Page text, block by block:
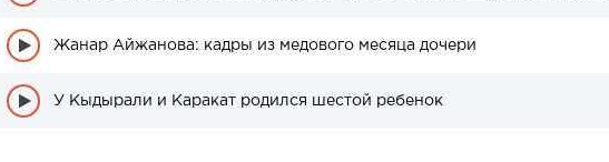
Жанар Айжанова: кадры из медового месяца дочери
У Кыдырали и Каракат родился шестой ребенок